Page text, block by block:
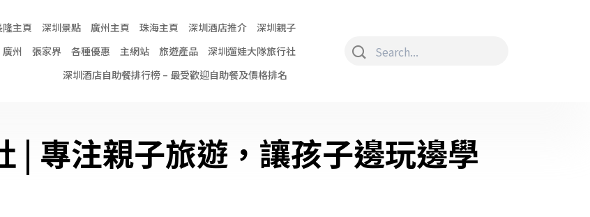
隆主頁 深圳景點 廣州主頁 珠海主頁 深圳酒店推介
深圳親子
廣州 張家界 各種優惠 主網站 旅遊產品
深圳遛娃大隊旅行社
深圳酒店自助餐排行榜 – 最受歡迎自助餐及價格排名
| 專注親子旅遊，讓孩子邊玩邊學